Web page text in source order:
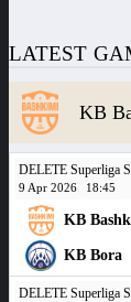
LATEST
KB
DELETE Superliga
9 Apr 2026 18:45
KB
KB Bora
DELETE Superliga